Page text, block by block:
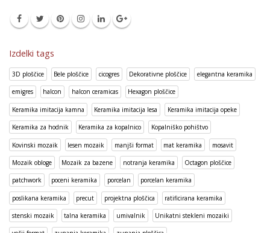
Izdelki tags
3D ploščice Bele ploščice cicogres Dekorativne ploščice elegantna keramika
emigres halcon halcon ceramicas Hexagon ploščice
Keramika imitacija kamna Keramika imitacija lesa Keramika imitacija opeke
Keramika za hodnik Keramika za kopalnico Kopalniško pohištvo
Kovinski mozaik lesen mozaik manjši format mat keramika mosavit
Mozaik obloge Mozaik za bazene notranja keramika Octagon ploščice
patchwork poceni keramika porcelan porcelan keramika
poslikana keramika precut projektna ploščica ratificirana keramika
stenski mozaik talna keramika umivalnik Unikatni stekleni mozaiki